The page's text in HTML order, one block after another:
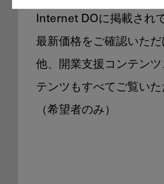
Internet DOに掲載され
最新価格をご確認いた
他、開業支援コンテン
テンツもすべてご覧いた
（希望者のみ）